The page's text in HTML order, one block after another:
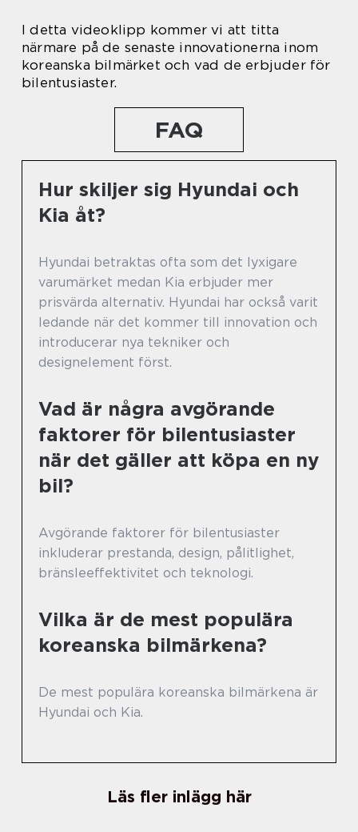
I detta videoklipp kommer vi att titta
närmare på de senaste innovationerna inom
koreanska bilmärket och vad de erbjuder för
bilentusiaster.
FAQ
Hur skiljer sig Hyundai och
Kia åt?
Hyundai betraktas ofta som det lyxigare
varumärket medan Kia erbjuder mer
prisvärda alternativ. Hyundai har också varit
ledande när det kommer till innovation och
introducerar nya tekniker och
designelement först.
Vad är några avgörande
faktorer för bilentusiaster
när det gäller att köpa en ny
bil?
Avgörande faktorer för bilentusiaster
inkluderar prestanda, design, pålitlighet,
bränsleeffektivitet och teknologi.
Vilka är de mest populära
koreanska bilmärkena?
De mest populära koreanska bilmärkena är
Hyundai och Kia.
Läs fler inlägg här